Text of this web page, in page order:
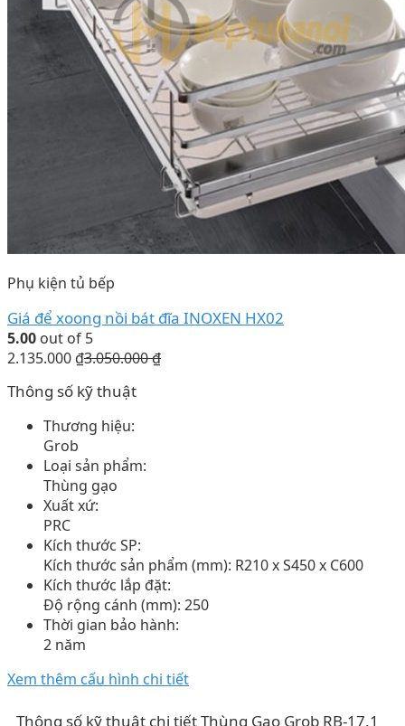
Phụ kiện tủ bếp
Giá để xoong nồi bát đĩa INOXEN HX02
5.00 out of 5
2.135.000 ₫3.050.000₫
Thông số kỹ thuật
Thương hiệu:
Grob
Loại sản phẩm:
Thùng gạo
Xuất xứ:
PRC
Kích thước SP:
Kích thước sản phẩm (mm): R210 x S450 x C600
Kích thước lắp đặt:
Độ rộng cánh (mm): 250
Thời gian bảo hành:
2 năm
Xem thêm cấu hình chi tiết
Thông số kỹ thuật chi tiết Thùng Gạo Grob RB-17.1